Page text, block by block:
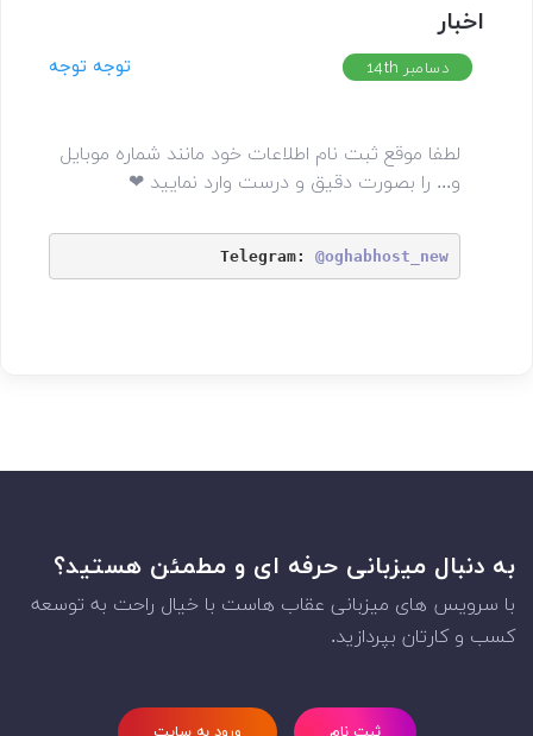
اخبار
دسامبر 14th توجه توجه
لطفا موقع ثبت نام اطلاعات خود مانند شماره موبایل
و... را بصورت دقیق و درست وارد نمایید ❤
Telegram: @oghabhost_new
به دنبال میزبانی حرفه ای و مطمئن هستید؟
با سرویس های میزبانی عقاب هاست با خیال راحت به توسعه
کسب و کارتان بپردازید.